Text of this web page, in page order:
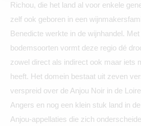
Richou, die het land al voor enkele
zelf ook geboren in een
Benedicte werkte in de wijnhandel.
bodemsoorten vormt deze regio dé
zowel direct als indirect ook maar iets
heeft. Het domein bestaat uit zeven
verspreid over de Anjou Noir in de
Angers en nog een klein stuk land in
Anjou-appellaties die zich